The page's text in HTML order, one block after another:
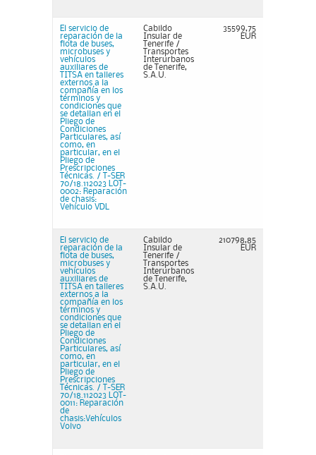
El servicio de
reparación de la
flota de buses,
microbuses y
vehículos
auxiliares de
TITSA en talleres
externos a la
compañía en los
términos y
condiciones que
se detallan en el
Pliego de
Condiciones
Particulares, así
como, en
particular, en el
Pliego de
Prescripciones
Técnicas. / T-SER
70/18.112023 LOT-
0002: Reparación
de chasis:
Vehículo VDL
Cabildo
Insular de
Tenerife /
Transportes
Interurbanos
de Tenerife,
S.A.U.
35599,75
EUR
El servicio de
reparación de la
flota de buses,
microbuses y
vehículos
auxiliares de
TITSA en talleres
externos a la
compañía en los
términos y
condiciones que
se detallan en el
Pliego de
Condiciones
Particulares, así
como, en
particular, en el
Pliego de
Prescripciones
Técnicas. / T-SER
70/18.112023 LOT-
0011: Reparación
de
chasis:Vehículos
Volvo
Cabildo
Insular de
Tenerife /
Transportes
Interurbanos
de Tenerife,
S.A.U.
210798,85
EUR